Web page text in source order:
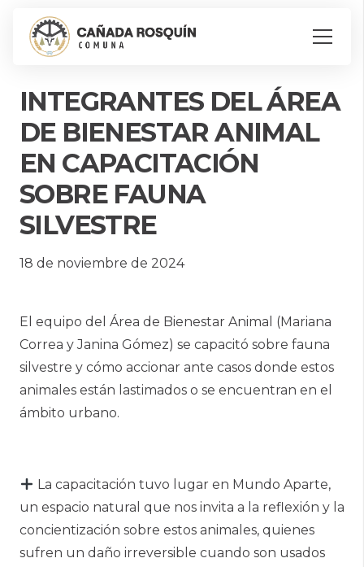
INTEGRANTES DEL ÁREA
DE BIENESTAR ANIMAL
EN CAPACITACIÓN
SOBRE FAUNA
SILVESTRE
18 de noviembre de 2024
El equipo del Área de Bienestar Animal (Mariana
Correa y Janina Gómez) se capacitó sobre fauna
silvestre y cómo accionar ante casos donde estos
animales están lastimados o se encuentran en el
ámbito urbano.
La capacitación tuvo lugar en Mundo Aparte,
un espacio natural que nos invita a la reflexión y la
concientización sobre estos animales, quienes
sufren un daño irreversible cuando son usados